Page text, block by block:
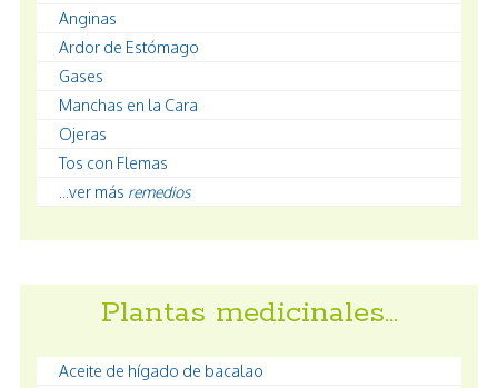
Anginas
Ardor de Estómago
Gases
Manchas en la Cara
Ojeras
Tos con Flemas
...ver más remedios
Plantas medicinales…
Aceite de hígado de bacalao